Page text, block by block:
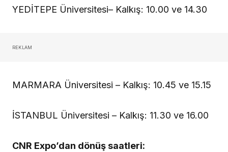
YEDİTEPE Üniversitesi– Kalkış: 10.00 ve 14.30
REKLAM
MARMARA Üniversitesi – Kalkış: 10.45 ve 15.15
İSTANBUL Üniversitesi – Kalkış: 11.30 ve 16.00
CNR Expo’dan dönüş saatleri: